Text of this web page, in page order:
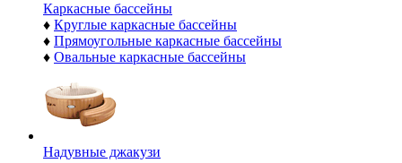
Каркасные бассейны
♦ Круглые каркасные бассейны
♦ Прямоугольные каркасные бассейны
♦ Овальные каркасные бассейны
Надувные джакузи